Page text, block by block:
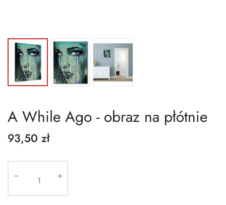
A While Ago - obraz na płótnie
93,50 zł